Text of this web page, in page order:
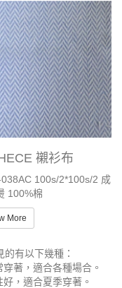
襯衫布
100s/2*100s/2 成
100%棉
More
有以下幾種：
著，適合各種場合。
，適合夏季穿著。